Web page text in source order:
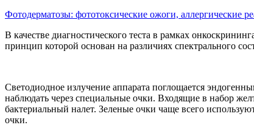
Фотодерматозы: фототоксические ожоги, аллергические
В качестве диагностического теста в рамках
принцип которой основан на различиях спектрального
Светодиодное излучение аппарата поглощается
наблюдать через специальные очки. Входящие в набор
бактериальный налет. Зеленые очки чаще всего
очки.